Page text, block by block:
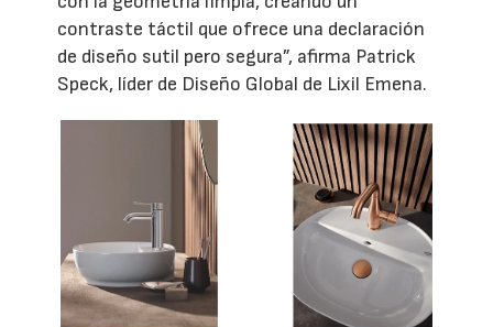
contraste táctil que ofrece una declaración
de diseño sutil pero segura”, afirma Patrick
Speck, líder de Diseño Global de Lixil Emena.